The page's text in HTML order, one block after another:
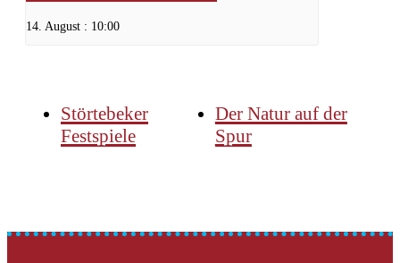
14. August : 10:00
Störtebeker
Festspiele
Der Natur auf der
Spur